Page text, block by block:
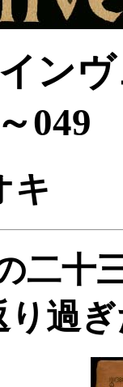
ン
049
キ
二
り過